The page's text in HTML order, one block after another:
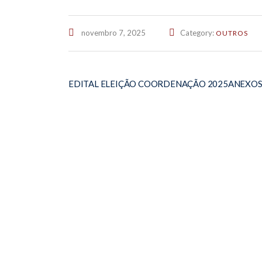
novembro 7, 2025 Category: OUTROS
EDITAL ELEIÇÃO COORDENAÇÃO 2025